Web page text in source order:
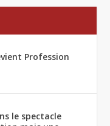
Profession
le spectacle